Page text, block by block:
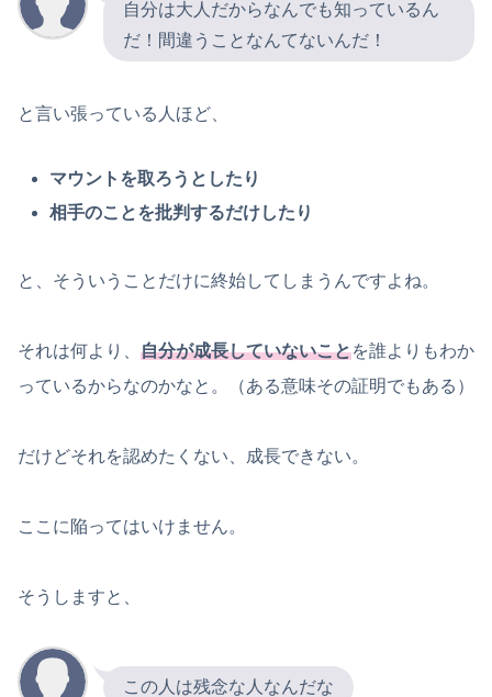
自分は大人だからなんでも知っているん
だ！間違うことなんてないんだ！
と言い張っている人ほど、
マウントを取ろうとしたり
相手のことを批判するだけしたり
と、そういうことだけに終始してしまうんですよね。
それは何より、 自分が成長していないことを誰よりもわか
っているからなのかなと。（ある意味その証明でもある）
だけどそれを認めたくない、成長できない。
ここに陥ってはいけません。
そうしますと、
この人は残念な人なんだな